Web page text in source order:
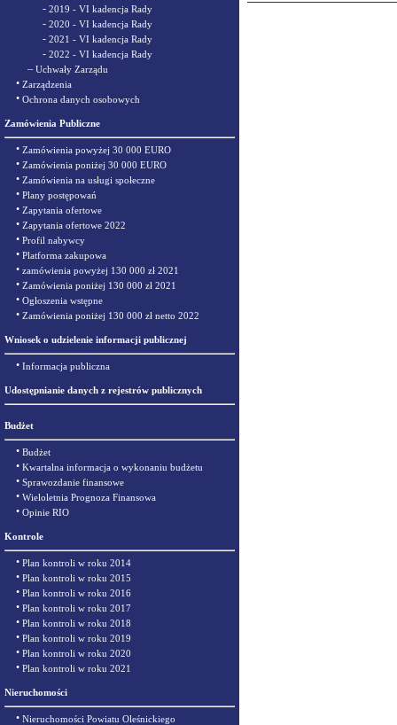
- 2019 - VI kadencja Rady
- 2020 - VI kadencja Rady
- 2021 - VI kadencja Rady
- 2022 - VI kadencja Rady
– Uchwały Zarządu
• Zarządzenia
• Ochrona danych osobowych
Zamówienia Publiczne
• Zamówienia powyżej 30 000 EURO
• Zamówienia poniżej 30 000 EURO
• Zamówienia na usługi społeczne
• Plany postępowań
• Zapytania ofertowe
• Zapytania ofertowe 2022
• Profil nabywcy
• Platforma zakupowa
• zamówienia powyżej 130 000 zł 2021
• Zamówienia poniżej 130 000 zł 2021
• Ogłoszenia wstępne
• Zamówienia poniżej 130 000 zł netto 2022
Wniosek o udzielenie informacji publicznej
• Informacja publiczna
Udostępnianie danych z rejestrów publicznych
Budżet
• Budżet
• Kwartalna informacja o wykonaniu budżetu
• Sprawozdanie finansowe
• Wieloletnia Prognoza Finansowa
• Opinie RIO
Kontrole
• Plan kontroli w roku 2014
• Plan kontroli w roku 2015
• Plan kontroli w roku 2016
• Plan kontroli w roku 2017
• Plan kontroli w roku 2018
• Plan kontroli w roku 2019
• Plan kontroli w roku 2020
• Plan kontroli w roku 2021
Nieruchomości
• Nieruchomości Powiatu Oleśnickiego